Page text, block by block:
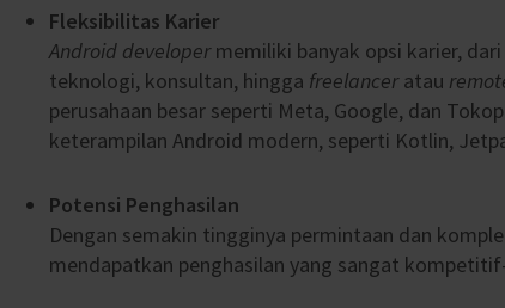
Fleksibilitas Karier
Android developermemiliki banyak opsi karier,
teknologi, konsultan, hingga freelanceratau
perusahaan besar seperti Meta, Google, dan
keterampilan Android modern, seperti Kotlin,
Potensi Penghasilan
Dengan semakin tingginya permintaan dan
mendapatkan penghasilan yang sangat